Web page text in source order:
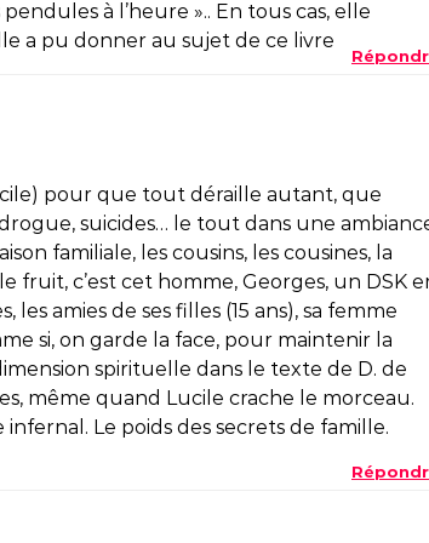
à l’heure ».. En tous cas, elle
a pu donner au sujet de ce livre
pour que tout déraille autant, que
suicides… le tout dans une
familiale, les cousins, les cousines, la
fruit, c’est cet homme, Georges, un DSK
amies de ses filles (15 ans), sa femme
si, on garde la face, pour maintenir la
spirituelle dans le texte de D. de
même quand Lucile crache le morceau.
Le poids des secrets de famille.